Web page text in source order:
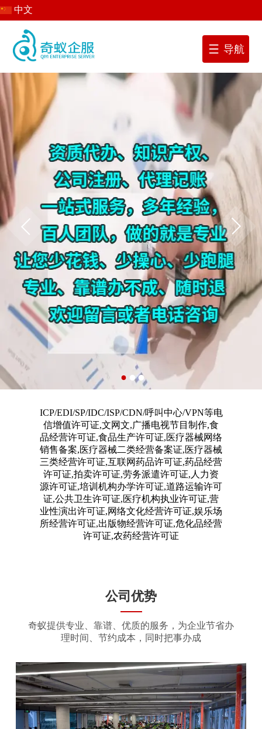
中文
导航
ICP/EDI/SP/IDC/ISP/CDN/呼叫中心/VPN等电
信增值许可证,文网文,广播电视节目制作,食
品经营许可证,食品生产许可证,医疗器械网络
销售备案,医疗器械二类经营备案证,医疗器械
三类经营许可证,互联网药品许可证,药品经营
许可证,拍卖许可证,劳务派遣许可证,人力资
源许可证,培训机构办学许可证,道路运输许可
证,公共卫生许可证,医疗机构执业许可证,营
业性演出许可证,网络文化经营许可证,娱乐场
所经营许可证,出版物经营许可证,危化品经营
许可证,农药经营许可证
公司优势
奇蚁提供专业、靠谱、优质的服务，为企业节省办
理时间、节约成本，同时把事办成